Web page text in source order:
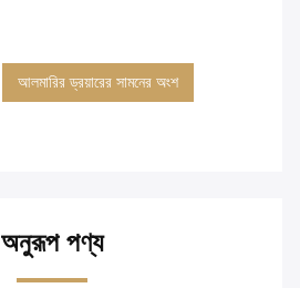
আলমারির ড্রয়ারের সামনের অংশ
অনুরূপ পণ্য